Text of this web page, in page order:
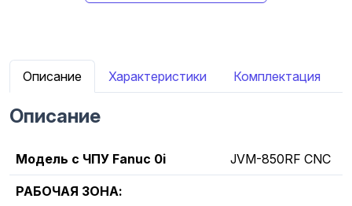
Описание Характеристики Комплектация
Описание
Модель с ЧПУ Fanuc 0i JVM-850RF CNC
РАБОЧАЯ ЗОНА: